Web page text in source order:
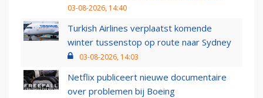
03-08-2026, 14:40
Turkish Airlines verplaatst komende
winter tussenstop op route naar Sydney
03-08-2026, 14:03
Netflix publiceert nieuwe documentaire
over problemen bij Boeing